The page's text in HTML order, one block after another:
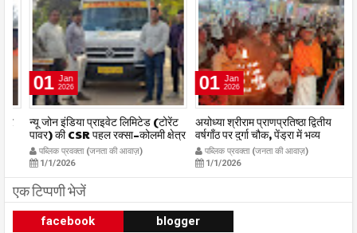
01 Jan
2026
न्यू जोन इंडिया प्राइवेट लिमिटेड (टोरेंट
पावर) की CSR पहल रक्सा–कोलमी क्षेत्र
में चलित अस्पताल एम्बुलेंस सेवा का
शुभारंभ publicpravakta.com
पब्लिक प्रवक्ता (जनता की आवाज़)
1/1/2026
01 Jan
2026
अयोध्या श्रीराम प्राणप्रतिष्ठा द्वितीय
वर्षगाँठ पर दुर्गा चौक, पेंड्रा में भव्य
महाआरती सम्पन्न
publicpravakta.com
पब्लिक प्रवक्ता (जनता की आवाज़)
1/1/2026
एक टिप्पणी भेजें
facebook blogger